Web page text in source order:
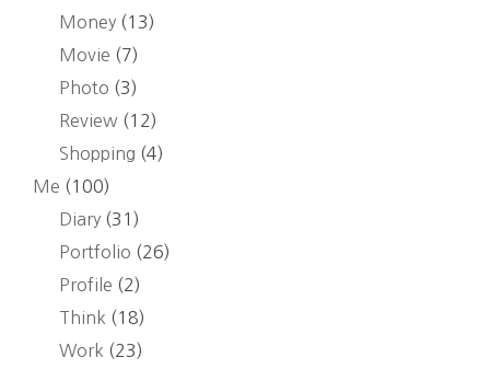
Money (13)
Movie (7)
Photo (3)
Review (12)
Shopping (4)
Me (100)
Diary (31)
Portfolio (26)
Profile (2)
Think (18)
Work (23)